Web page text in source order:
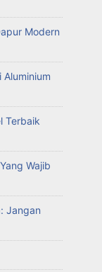
Modern
Aluminium
Terbaik
Wajib
Jangan